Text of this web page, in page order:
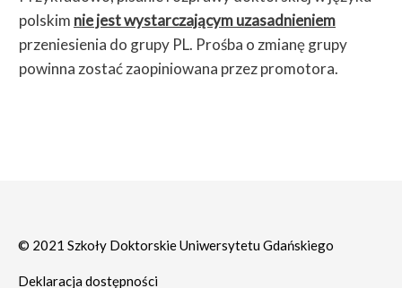
polskim nie jest wystarczającym uzasadnieniem
przeniesienia do grupy PL. Prośba o zmianę grupy
powinna zostać zaopiniowana przez promotora.
© 2021 Szkoły Doktorskie Uniwersytetu Gdańskiego
Deklaracja dostępności